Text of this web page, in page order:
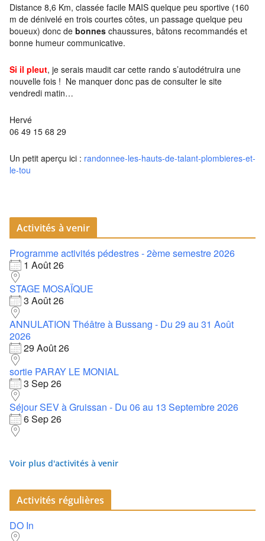
Distance 8,6 Km, classée facile MAIS quelque peu sportive (160
m de dénivelé en trois courtes côtes, un passage quelque peu
boueux) donc de bonnes chaussures, bâtons recommandés et
bonne humeur communicative.
Si il pleut, je serais maudit car cette rando s’autodétruira une
nouvelle fois ! Ne manquer donc pas de consulter le site
vendredi matin…
Hervé
06 49 15 68 29
Un petit aperçu ici : randonnee-les-hauts-de-talant-plombieres-et-
le-tou
Activités à venir
Programme activités pédestres - 2ème semestre 2026
1 Août 26
STAGE MOSAÏQUE
3 Août 26
ANNULATION Théâtre à Bussang - Du 29 au 31 Août
2026
29 Août 26
sortie PARAY LE MONIAL
3 Sep 26
Séjour SEV à Gruissan - Du 06 au 13 Septembre 2026
6 Sep 26
Voir plus d'activités à venir
Activités régulières
DO In